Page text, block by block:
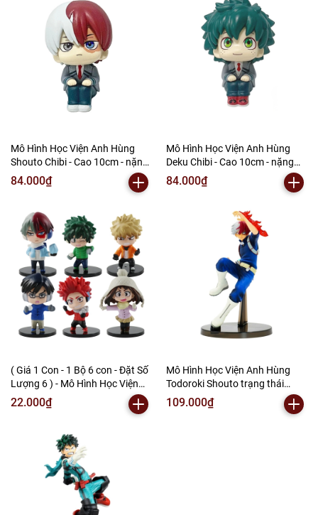
Mô Hình Học Viện Anh Hùng
Shouto Chibi - Cao 10cm - nặng
150gram - My Hero Academia -
có hộp màu - (VAT 002-05-60) -
84.000₫
Mô Hình Học Viện Anh Hùng
Deku Chibi - Cao 10cm - nặng
150gram - My Hero Academia -
có hộp màu - (VAT 002-05-60) -
84.000₫
( Giá 1 Con - 1 Bộ 6 con - Đặt Số
Lượng 6 ) - Mô Hình Học Viện
Anh Hùng bộ 6 nhân vật - Cao
8-9cm - nặng 300gram - My
G873-79)- K33-T2-S11
22.000₫
Mô Hình Học Viện Anh Hùng
Todoroki Shouto trạng thái
chiến đấu - Cao 18cm - nặng
200gram - My Hero Academia -
109.000₫